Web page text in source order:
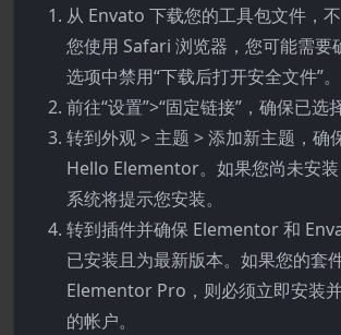
从 Envato 下载您的工具包文件，
您使用 Safari 浏览器，您可能需要
选项中禁用“下载后打开安全文件”。
前往“设置”>“固定链接”，确保已选
转到外观 > 主题 > 添加新主题，确
Hello Elementor。如果您尚未安
系统将提示您安装。
转到插件并确保 Elementor 和
已安装且为最新版本。如果您的套
Elementor Pro，则必须立即安装
的帐户。